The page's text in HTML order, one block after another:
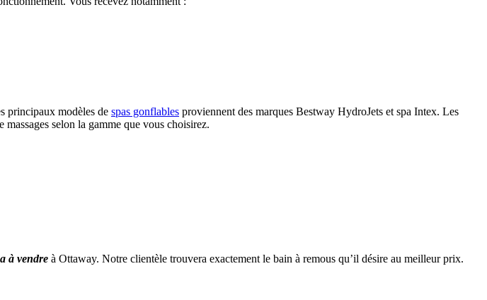
principaux modèles de spas gonflables proviennent des marques Bestway HydroJets et spa Intex. Les
selon la gamme que vous choisirez.
à vendre à Ottaway. Notre clientèle trouvera exactement le bain à remous qu’il désire au meilleur prix.